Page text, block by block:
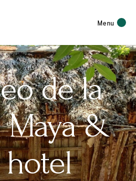
Menu
de la
Maya &